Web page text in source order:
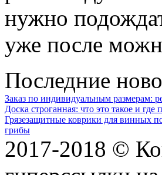
нужно
уже после
Последние
Заказ по индивидуальным размерам:
Доска строганная: что это такое и где
Грязезащитные коврики для винных
грибы
2017-2018 ©